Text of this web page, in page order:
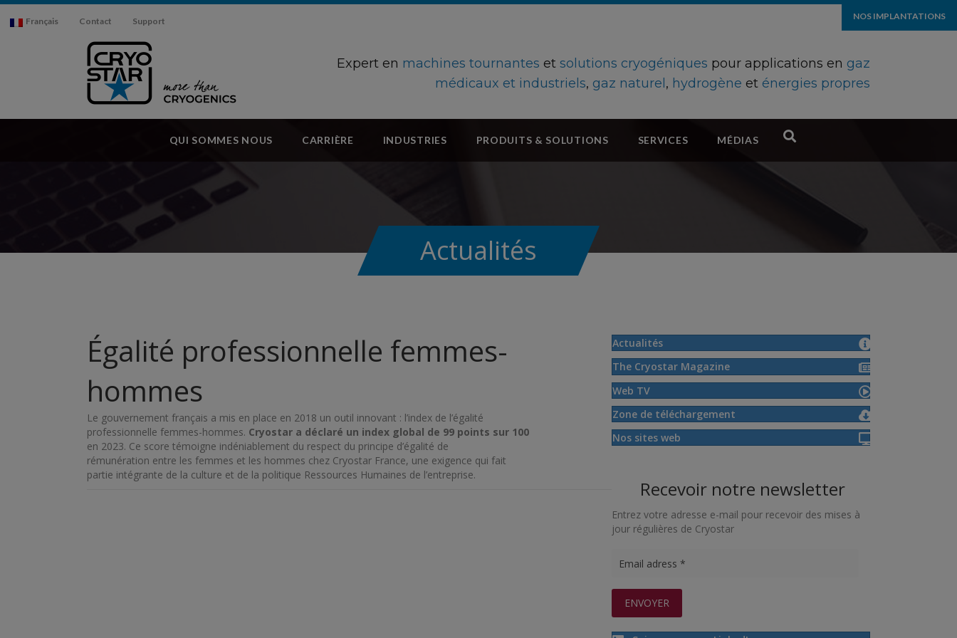
Français Contact Support NOS IMPLANTATIONS
Expert en machines tournantes etsolutions cryogéniques pour applications en gaz
médicaux et industriels, gaz naturel, hydrogène et énergies propres
QUI SOMMES NOUS CARRIÈRE INDUSTRIES PRODUITS & SOLUTIONS SERVICES MÉDIAS
Actualités
Égalité professionnelle femmes-
hommes
Le gouvernement français a mis en place en 2018 un outil innovant : l’index de l’égalité
professionnelle femmes-hommes. Cryostar a déclaré un index global de 99 points sur 100
en 2023. Ce score témoigne indéniablement du respect du principe d’égalité de
rémunération entre les femmes et les hommes chez Cryostar France, une exigence qui fait
partie intégrante de la culture et de la politique Ressources Humaines de l’entreprise.
Actualités
The Cryostar Magazine
Web TV
Zone de téléchargement
Nos sites web
Recevoir notre newsletter
Entrez votre adresse e-mail pour recevoir des mises à
jour régulières de Cryostar